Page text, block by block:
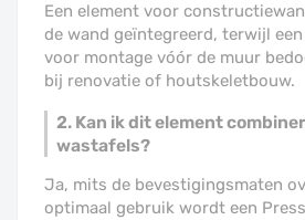
Een element voor
de wand geïntegreerd, terwijl
voor montage vóór de muur
bij renovatie of houtskeletbouw.
2. Kan ik dit element
wastafels?
Ja, mits de bevestigingsmaten
optimaal gebruik wordt een